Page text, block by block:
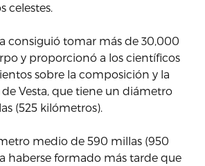
celestes.
consiguió tomar más de 30,000
y proporcionó a los científicos
sobre la composición y la
Vesta, que tiene un diámetro
(525 kilómetros).
medio de 590 millas (950
haberse formado más tarde que